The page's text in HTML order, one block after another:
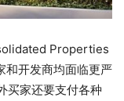
Properties
和开发商均面临更严
买家还要支付各种